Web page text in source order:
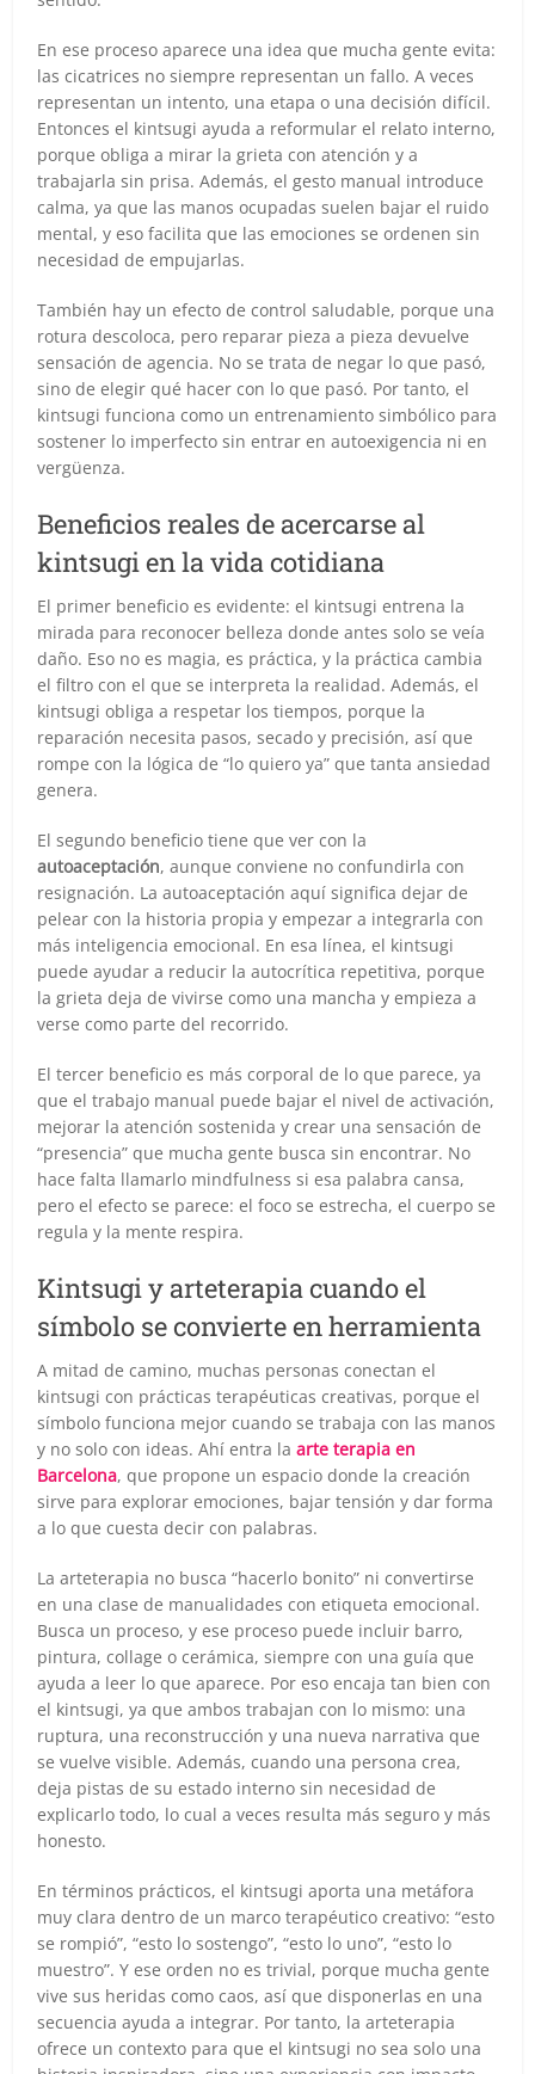
En ese proceso aparece una idea que mucha gente evita:
las cicatrices no siempre representan un fallo. A veces
representan un intento, una etapa o una decisión difícil.
Entonces el kintsugi ayuda a reformular el relato interno,
porque obliga a mirar la grieta con atención y a
trabajarla sin prisa. Además, el gesto manual introduce
calma, ya que las manos ocupadas suelen bajar el ruido
mental, y eso facilita que las emociones se ordenen sin
necesidad de empujarlas.
También hay un efecto de control saludable, porque una
rotura descoloca, pero reparar pieza a pieza devuelve
sensación de agencia. No se trata de negar lo que pasó,
sino de elegir qué hacer con lo que pasó. Por tanto, el
kintsugi funciona como un entrenamiento simbólico para
sostener lo imperfecto sin entrar en autoexigencia ni en
vergüenza.
Beneficios reales de acercarse al
kintsugi en la vida cotidiana
El primer beneficio es evidente: el kintsugi entrena la
mirada para reconocer belleza donde antes solo se veía
daño. Eso no es magia, es práctica, y la práctica cambia
el filtro con el que se interpreta la realidad. Además, el
kintsugi obliga a respetar los tiempos, porque la
reparación necesita pasos, secado y precisión, así que
rompe con la lógica de “lo quiero ya” que tanta ansiedad
genera.
El segundo beneficio tiene que ver con la
autoaceptación, aunque conviene no confundirla con
resignación. La autoaceptación aquí significa dejar de
pelear con la historia propia y empezar a integrarla con
más inteligencia emocional. En esa línea, el kintsugi
puede ayudar a reducir la autocrítica repetitiva, porque
la grieta deja de vivirse como una mancha y empieza a
verse como parte del recorrido.
El tercer beneficio es más corporal de lo que parece, ya
que el trabajo manual puede bajar el nivel de activación,
mejorar la atención sostenida y crear una sensación de
“presencia” que mucha gente busca sin encontrar. No
hace falta llamarlo mindfulness si esa palabra cansa,
pero el efecto se parece: el foco se estrecha, el cuerpo se
regula y la mente respira.
Kintsugi y arteterapia cuando el
símbolo se convierte en herramienta
A mitad de camino, muchas personas conectan el
kintsugi con prácticas terapéuticas creativas, porque el
símbolo funciona mejor cuando se trabaja con las manos
y no solo con ideas. Ahí entra laarte terapia en
Barcelona, que propone un espacio donde la creación
sirve para explorar emociones, bajar tensión y dar forma
a lo que cuesta decir con palabras.
La arteterapia no busca “hacerlo bonito” ni convertirse
en una clase de manualidades con etiqueta emocional.
Busca un proceso, y ese proceso puede incluir barro,
pintura, collage o cerámica, siempre con una guía que
ayuda a leer lo que aparece. Por eso encaja tan bien con
el kintsugi, ya que ambos trabajan con lo mismo: una
ruptura, una reconstrucción y una nueva narrativa que
se vuelve visible. Además, cuando una persona crea,
deja pistas de su estado interno sin necesidad de
explicarlo todo, lo cual a veces resulta más seguro y más
honesto.
En términos prácticos, el kintsugi aporta una metáfora
muy clara dentro de un marco terapéutico creativo: “esto
se rompió”, “esto lo sostengo”, “esto lo uno”, “esto lo
muestro”. Y ese orden no es trivial, porque mucha gente
vive sus heridas como caos, así que disponerlas en una
secuencia ayuda a integrar. Por tanto, la arteterapia
ofrece un contexto para que el kintsugi no sea solo una